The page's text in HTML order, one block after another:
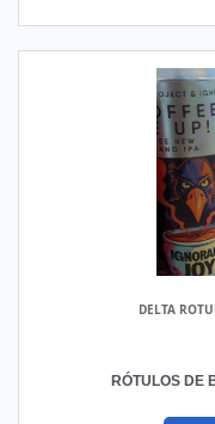
DELTA
RÓTULOS DE